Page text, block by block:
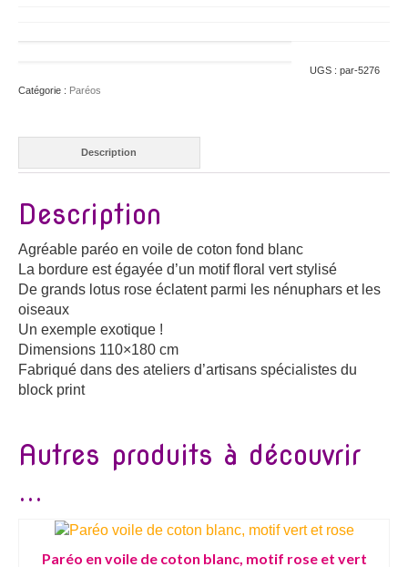
UGS : par-5276
Catégorie : Paréos
Description
Description
Agréable paréo en voile de coton fond blanc
La bordure est égayée d’un motif floral vert stylisé
De grands lotus rose éclatent parmi les nénuphars et les
oiseaux
Un exemple exotique !
Dimensions 110×180 cm
Fabriqué dans des ateliers d’artisans spécialistes du
block print
Autres produits à découvrir
...
Paréo en voile de coton blanc, motif rose et vert